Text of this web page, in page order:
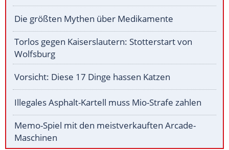
Die größten Mythen über Medikamente
Torlos gegen Kaiserslautern: Stotterstart von
Wolfsburg
Vorsicht: Diese 17 Dinge hassen Katzen
Illegales Asphalt-Kartell muss Mio-Strafe zahlen
Memo-Spiel mit den meistverkauften Arcade-
Maschinen